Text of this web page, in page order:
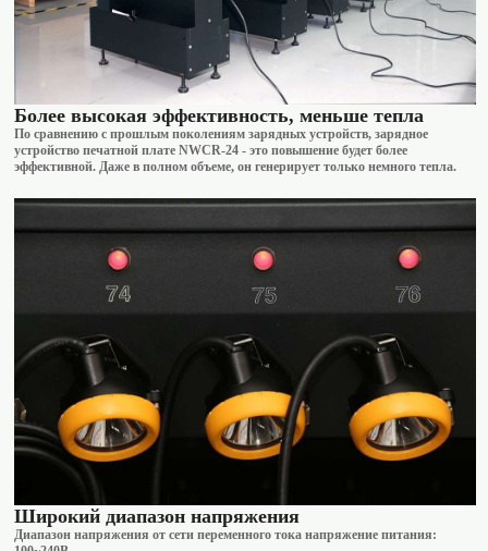
Более высокая эффективность, меньше тепла
По сравнению с прошлым поколениям зарядных устройств, зарядное
устройство печатной плате NWCR-24 - это повышение будет более
эффективной. Даже в полном объеме, он генерирует только немного тепла.
Широкий диапазон напряжения
Диапазон напряжения от сети переменного тока напряжение питания: